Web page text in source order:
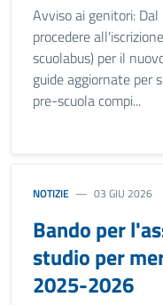
Avviso ai genitori:
procedere
scuolabus) per il
guide aggiornate per
pre-scuola compi...
NOTIZIE 03 GIU 2026
Bando per
studio per
2025-2026